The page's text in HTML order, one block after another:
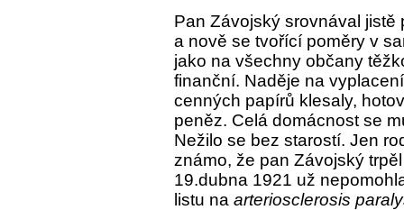
Pan Závojský srovnával jistě
a nově se tvořící poměry v
jako na všechny občany
finanční. Naděje na
cenných papírů klesaly,
peněz. Celá domácnost se
Nežilo se bez starostí. Jen
známo, že pan Závojský
19.dubna 1921 už
listu na arteriosclerosis